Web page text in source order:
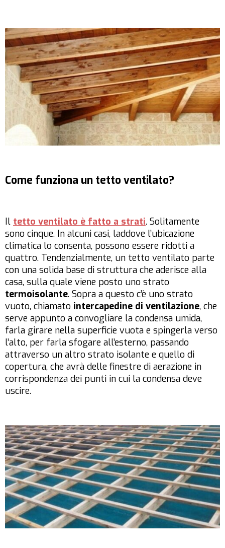
Come funziona un tetto ventilato?
Il tetto ventilato è fatto a strati. Solitamente
sono cinque. In alcuni casi, laddove l’ubicazione
climatica lo consenta, possono essere ridotti a
quattro. Tendenzialmente, un tetto ventilato parte
con una solida base di struttura che aderisce alla
casa, sulla quale viene posto uno strato
termoisolante. Sopra a questo c’è uno strato
vuoto, chiamato intercapedine di ventilazione, che
serve appunto a convogliare la condensa umida,
farla girare nella superficie vuota e spingerla verso
l’alto, per farla sfogare all’esterno, passando
attraverso un altro strato isolante e quello di
copertura, che avrà delle finestre di aerazione in
corrispondenza dei punti in cui la condensa deve
uscire.